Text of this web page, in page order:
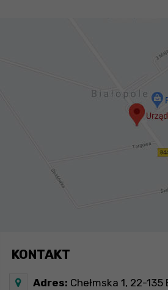
KONTAKT
Adres: Chełmska 1, 22-135